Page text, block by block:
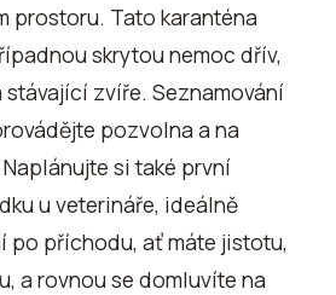
prostoru. Tato karanténa
skrytou nemoc dřív,
stávající zvíře. Seznamování
pozvolna a na
si také první
u veterináře, ideálně
po příchodu, ať máte jistotu,
a rovnou se domluvíte na